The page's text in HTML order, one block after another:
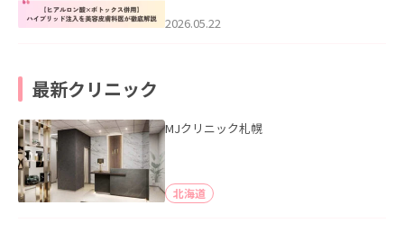
た。
2026.05.22
最新クリニック
MJクリニック札幌
北海道